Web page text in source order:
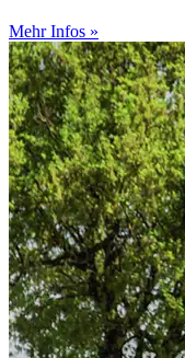
Mehr Infos »